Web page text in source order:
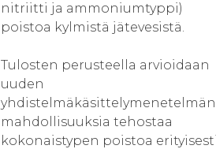
nitriitti ja ammoniumtyppi)
poistoa kylmistä jätevesistä.
Tulosten perusteella arvioidaan
uuden
yhdistelmäkäsittelymenetelmän
mahdollisuuksia tehostaa
kokonaistypen poistoa